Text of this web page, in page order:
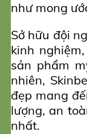
như mong
Sở hữu đội
kinh
sản phẩm
nhiên,
đẹp mang
lượng, an
nhất.